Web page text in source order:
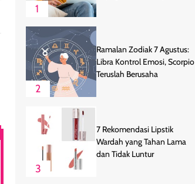
1
2
Ramalan Zodiak 7 Agustus:
Libra Kontrol Emosi, Scorpio
Teruslah Berusaha
3
7 Rekomendasi Lipstik
Wardah yang Tahan Lama
dan Tidak Luntur